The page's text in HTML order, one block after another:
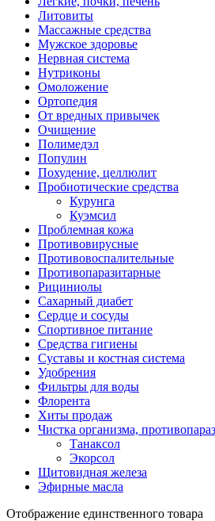
Литовиты
Массажные средства
Мужское здоровье
Нервная система
Нутриконы
Омоложение
Ортопедия
От вредных привычек
Очищение
Полимедэл
Популин
Похудение, целлюлит
Пробиотические средства
Курунга
Куэмсил
Проблемная кожа
Противовирусные
Противовоспалительные
Противопаразитарные
Рициниолы
Сахарный диабет
Сердце и сосуды
Спортивное питание
Средства гигиены
Суставы и костная система
Удобрения
Фильтры для воды
Флорента
Хиты продаж
Чистка организма,
Танаксол
Экорсол
Щитовидная железа
Эфирные масла
Отображение единственного товара